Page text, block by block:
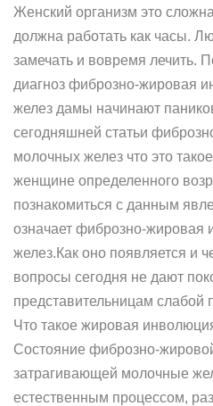
Женский организм это
должна работать как часы.
замечать и вовремя лечить.
диагноз фиброзно-жировая
желез дамы начинают
сегодняшней статьи
молочных желез что это
женщине определенного
познакомиться с данным
означает фиброзно-
желез.Как оно появляется и
вопросы сегодня не дают
представительницам слабой
Что такое жировая
Состояние фиброзно-
затрагивающей молочные
естественным процессом,